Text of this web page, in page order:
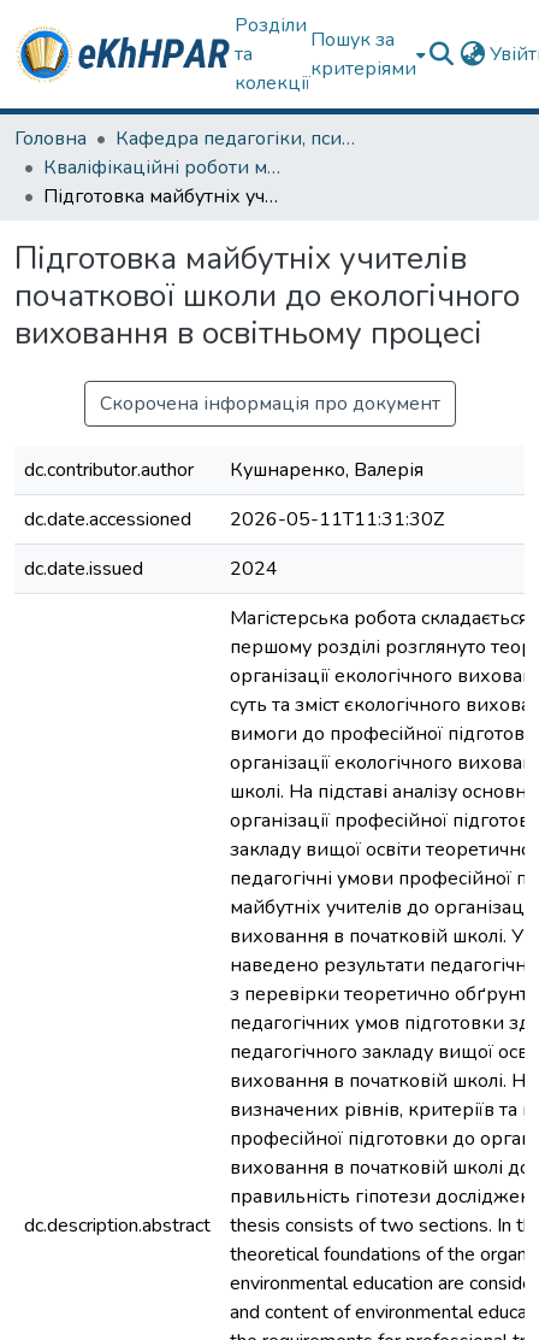
Розділи
та
колекції
Пошук за
критеріями
Головна
Кафедра педагогіки, психології, початкової освіти та освітнього менеджменту
Кваліфікаційні роботи магістрів
Підготовка майбутніх учителів початкової школи до екологічного виховання в освітньому процесі
Підготовка майбутніх учителів
початкової школи до екологічного
виховання в освітньому процесі
Скорочена інформація про документ
dc.contributor.author
Кушнаренко, Валерія
dc.date.accessioned
2026-05-11T11:31:30Z
dc.date.issued
2024
dc.description.abstract
Магістерська робота складається
першому розділі розглянуто
організації екологічного
суть та зміст єкологічного
вимоги до професійної
організації екологічного
школі. На підставі аналізу
організації професійної
закладу вищої освіти
педагогічні умови професійної
майбутніх учителів до
виховання в початковій школі. У
наведено результати
з перевірки теоретично
педагогічних умов підготовки
педагогічного закладу вищої
виховання в початковій школі. На
визначених рівнів, критеріїв та
професійної підготовки до
виховання в початковій школі
правильність гіпотези
thesis consists of two sections. In
theoretical foundations of the
environmental education are
and content of environmental